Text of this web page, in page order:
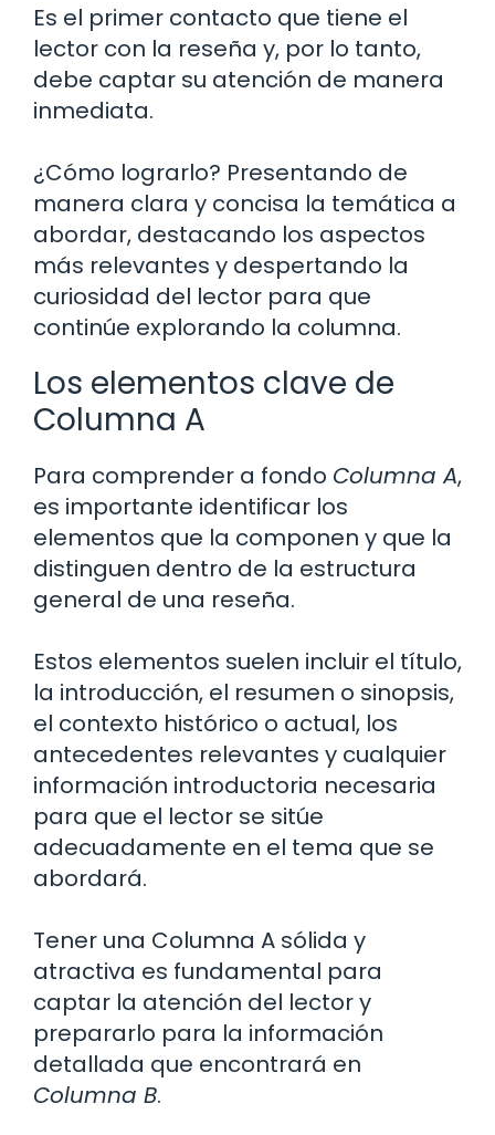
Es el primer contacto que tiene el
lector con la reseña y, por lo tanto,
debe captar su atención de manera
inmediata.
¿Cómo lograrlo? Presentando de
manera clara y concisa la temática a
abordar, destacando los aspectos
más relevantes y despertando la
curiosidad del lector para que
continúe explorando la columna.
Los elementos clave de
Columna A
Para comprender a fondo Columna A,
es importante identificar los
elementos que la componen y que la
distinguen dentro de la estructura
general de una reseña.
Estos elementos suelen incluir el título,
la introducción, el resumen o sinopsis,
el contexto histórico o actual, los
antecedentes relevantes y cualquier
información introductoria necesaria
para que el lector se sitúe
adecuadamente en el tema que se
abordará.
Tener una Columna A sólida y
atractiva es fundamental para
captar la atención del lector y
prepararlo para la información
detallada que encontrará en
Columna B.